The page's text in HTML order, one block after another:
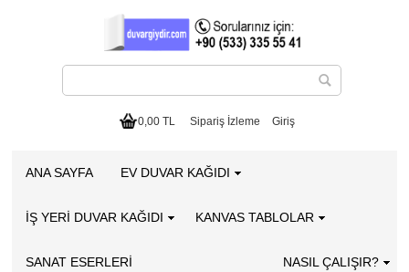
0,00 TL Sipariş İzleme Giriş
ANA SAYFA EV DUVAR KAĞIDI
İŞ YERİ DUVAR KAĞIDI KANVAS TABLOLAR
SANAT ESERLERI NASIL ÇALIŞIR?